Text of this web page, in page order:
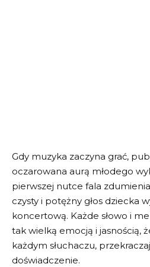
Gdy muzyka zaczyna grać,
oczarowana aurą młodego
pierwszej nutce fala
czysty i potężny głos dziecka
koncertową. Każde słowo i
tak wielką emocją i jasnością,
każdym słuchaczu,
doświadczenie.